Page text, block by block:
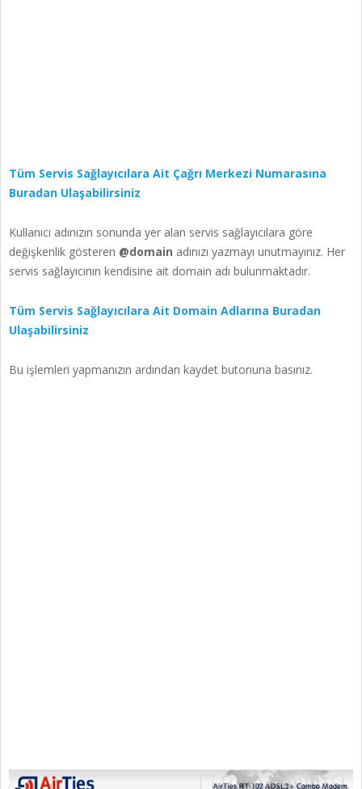
Tüm Servis Sağlayıcılara Ait Çağrı Merkezi Numarasına
Buradan Ulaşabilirsiniz
Kullanıcı adınızın sonunda yer alan servis sağlayıcılara göre
değişkenlik gösteren @domain adınızı yazmayı unutmayınız. Her
servis sağlayıcının kendisine ait domain adı bulunmaktadır.
Tüm Servis Sağlayıcılara Ait Domain Adlarına Buradan
Ulaşabilirsiniz
Bu işlemleri yapmanızın ardından kaydet butonuna basınız.